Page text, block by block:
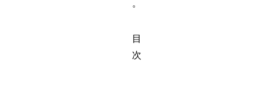
。
目
次